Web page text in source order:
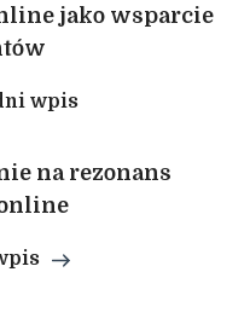
jako wsparcie
wpis
na rezonans